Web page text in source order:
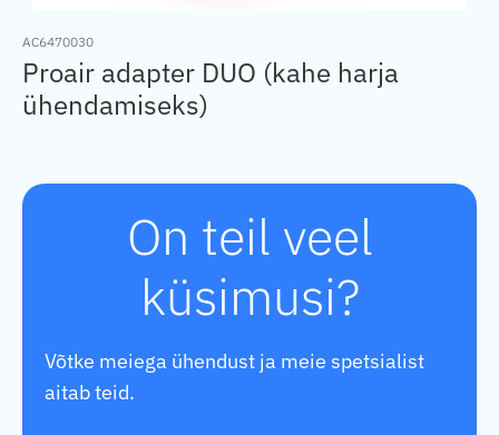
AC6470030
Proair adapter DUO (kahe harja
ühendamiseks)
On teil veel
küsimusi?
Võtke meiega ühendust ja meie spetsialist
aitab teid.